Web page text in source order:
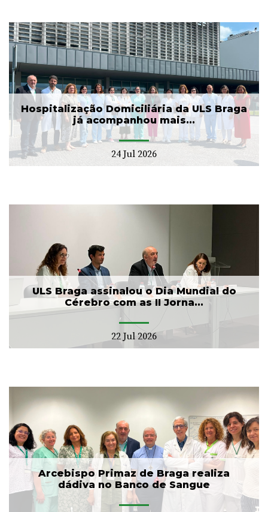
Hospitalização Domiciliária da ULS Braga
já acompanhou mais...
24 Jul 2026
ULS Braga assinalou o Dia Mundial do
Cérebro com as II Jorna...
22 Jul 2026
Arcebispo Primaz de Braga realiza
dádiva no Banco de Sangue